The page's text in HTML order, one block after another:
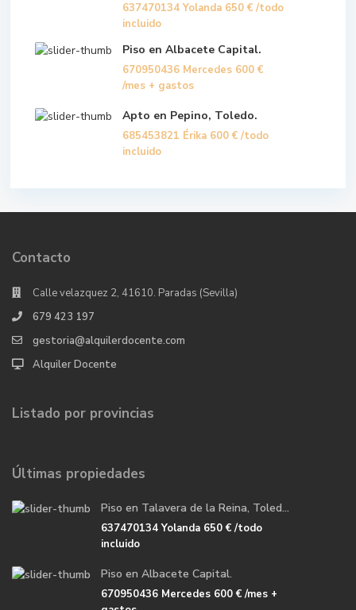
637470134 Yolanda 650 € /todo
incluido
Piso en Albacete Capital.
670950436 Mercedes 600 €
/mes + gastos
Apto en Pepino, Toledo.
685453821 Érika 600 € /todo
incluido
Contacto
Calle velazquez 2, 41610. Paradas (Sevilla)
679 423 197
gestoria@alquilerdocente.com
Alquiler Docente
Listado por provincias
Últimas propiedades
Piso en Talavera de la Reina, Toled...
637470134 Yolanda 650 €/todo
incluido
Piso en Albacete Capital.
670950436 Mercedes 600 €/mes +